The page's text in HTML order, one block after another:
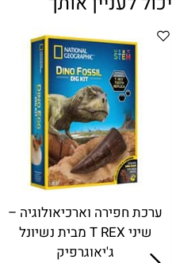
ערכת חפירה וארכיאולוגיה –
שיני T REX מבית נשיונל
ג'יאוגרפיק